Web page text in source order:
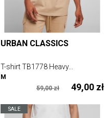
URBAN CLASSICS
T-shirt TB1778 Heavy...
49,00 zł
59,00 zł
M
SALE